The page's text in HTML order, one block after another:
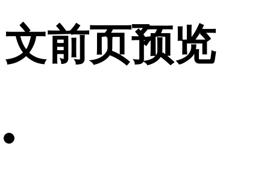
文前页预览